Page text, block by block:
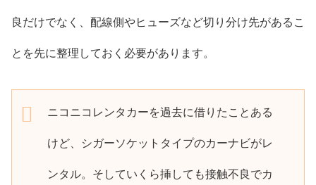
良だけでなく、配線側やヒューズなど切り分け先があるこ
とを先に整理しておく必要があります。
ニコニコレンタカーを過去に借りたことある
けど、シガーソケットタイプのカーナビがレ
ンタル。そしていくら挿しても接触不良でカ